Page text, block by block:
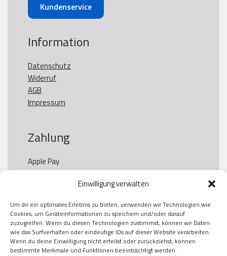
Einwilligung verwalten
Um dir ein optimales Erlebnis zu bieten, verwenden wir Technologien wie
Cookies, um Geräteinformationen zu speichern und/oder darauf
zuzugreifen. Wenn du diesen Technologien zustimmst, können wir Daten
wie das Surfverhalten oder eindeutige IDs auf dieser Website verarbeiten.
Wenn du deine Einwilligung nicht erteilst oder zurückziehst, können
bestimmte Merkmale und Funktionen beeinträchtigt werden.
Kundenservice
Information
Datenschutz
Widerruf
AGB
Impressum
Zahlung
Apple Pay
Paypal
Kauf auf Rechung
Klarna
American Express